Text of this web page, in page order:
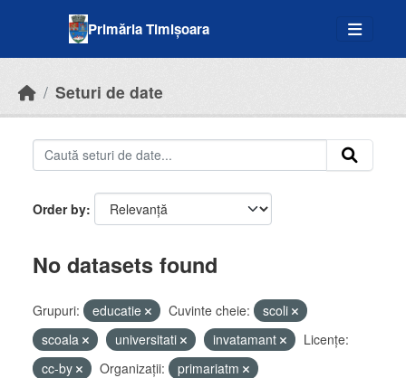
Primăria Timișoara
Seturi de date
Order by
No datasets found
Grupuri: educatie Cuvinte cheie:
scoli
scoala
universitati invatamant
Licenţe:
cc-by
Organizații:
primariatm